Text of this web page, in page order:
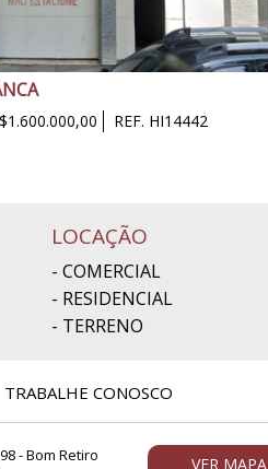
REF. HI14442
LOCAÇÃO
- COMERCIAL
- RESIDENCIAL
- TERRENO
TRABALHE CONOSCO
- Bom Retiro
VER MAPA